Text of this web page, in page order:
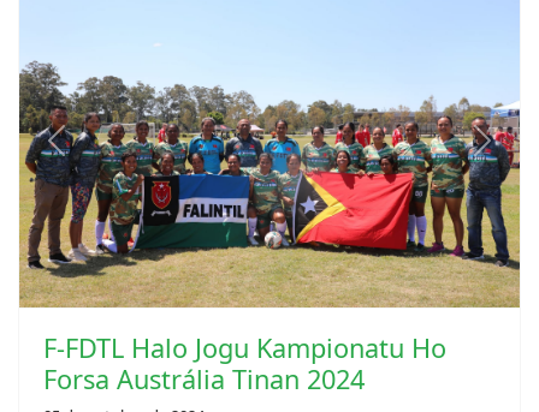
Previous Next
F-FDTL Halo Jogu Kampionatu Ho
Forsa Austrália Tinan 2024
05 de outubro de 2024